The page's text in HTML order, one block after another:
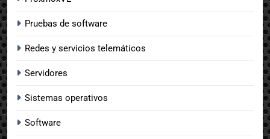
Pruebas de software
Redes y servicios telemáticos
Servidores
Sistemas operativos
Software